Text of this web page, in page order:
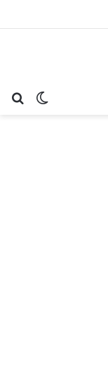
الاستعمار
الوضع